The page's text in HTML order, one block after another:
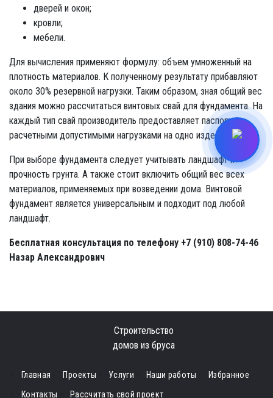
дверей и окон;
кровли;
мебели.
Для вычисления применяют формулу: объем умноженный на
плотность материалов. К полученному результату прибавляют
около 30% резервной нагрузки. Таким образом, зная общий вес
здания можно рассчитаться винтовых свай для фундамента. На
каждый тип свай производитель предоставляет паспорт с
расчетными допустимыми нагрузками на одно изделие.
При выборе фундамента следует учитывать ландшафт и
прочность грунта. А также стоит включить общий вес всех
материалов, применяемых при возведении дома. Винтовой
фундамент является универсальным и подходит под любой
ландшафт.
Бесплатная консультация по телефону +7 (910) 808-74-46
Назар Александрович
Строительство
домов из бруса
Главная Проекты Услуги Наши работы
Избранное
Контакты
Рассчитать свой проект